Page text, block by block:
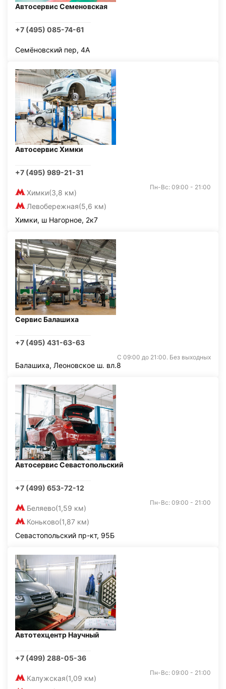
Автосервис Семеновская
+7 (495) 085-74-61
Семёновский пер, 4А
Автосервис Химки
+7 (495) 989-21-31
Химки(3,8 км)
Левобережная(5,6 км)
Пн-Вс: 09:00 - 21:00
Химки, ш Нагорное, 2к7
Сервис Балашиха
+7 (495) 431-63-63
С 09:00 до 21:00. Без выходных
Балашиха, Леоновское ш. вл.8
Автосервис Севастопольский
+7 (499) 653-72-12
Беляево(1,59 км)
Коньково(1,87 км)
Пн-Вс: 09:00 - 21:00
Севастопольский пр-кт, 95Б
Автотехцентр Научный
+7 (499) 288-05-36
Калужская(1,09 км)
Пн-Вс: 09:00 - 21:00